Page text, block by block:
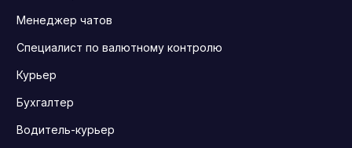
Менеджер чатов
Специалист по валютному контролю
Курьер
Бухгалтер
Водитель-курьер